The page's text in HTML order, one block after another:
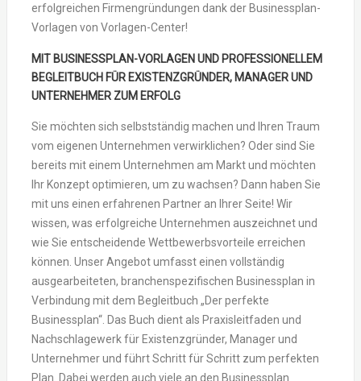
erfolgreichen Firmengründungen dank der Businessplan-
Vorlagen von Vorlagen-Center!
MIT BUSINESSPLAN-VORLAGEN UND PROFESSIONELLEM
BEGLEITBUCH FÜR EXISTENZGRÜNDER, MANAGER UND
UNTERNEHMER ZUM ERFOLG
Sie möchten sich selbstständig machen und Ihren Traum
vom eigenen Unternehmen verwirklichen? Oder sind Sie
bereits mit einem Unternehmen am Markt und möchten
Ihr Konzept optimieren, um zu wachsen? Dann haben Sie
mit uns einen erfahrenen Partner an Ihrer Seite! Wir
wissen, was erfolgreiche Unternehmen auszeichnet und
wie Sie entscheidende Wettbewerbsvorteile erreichen
können. Unser Angebot umfasst einen vollständig
ausgearbeiteten, branchenspezifischen Businessplan in
Verbindung mit dem Begleitbuch „Der perfekte
Businessplan“. Das Buch dient als Praxisleitfaden und
Nachschlagewerk für Existenzgründer, Manager und
Unternehmer und führt Schritt für Schritt zum perfekten
Plan. Dabei werden auch viele an den Businessplan